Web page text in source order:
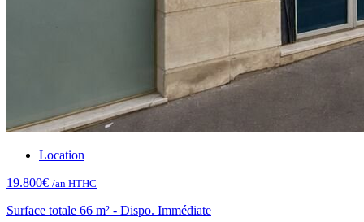
Location
19.800€ /an HTHC
Surface totale 66 m² - Dispo. Immédiate